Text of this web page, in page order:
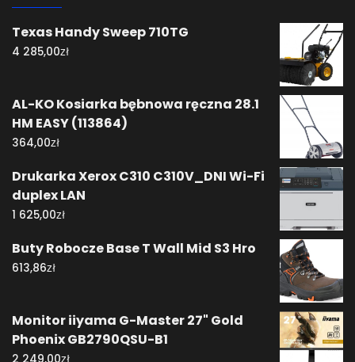
Texas Handy Sweep 710TG
4 285,00zł
AL-KO Kosiarka bębnowa ręczna 28.1
HM EASY (113864)
364,00zł
Drukarka Xerox C310 C310V_DNI Wi-Fi
duplex LAN
1 625,00zł
Buty Robocze Base T Wall Mid S3 Hro
613,86zł
Monitor iiyama G-Master 27" Gold
Phoenix GB2790QSU-B1
zł